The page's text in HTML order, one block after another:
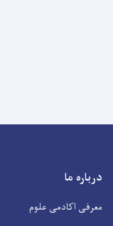
درباره ما
معرفی اکادمی علوم